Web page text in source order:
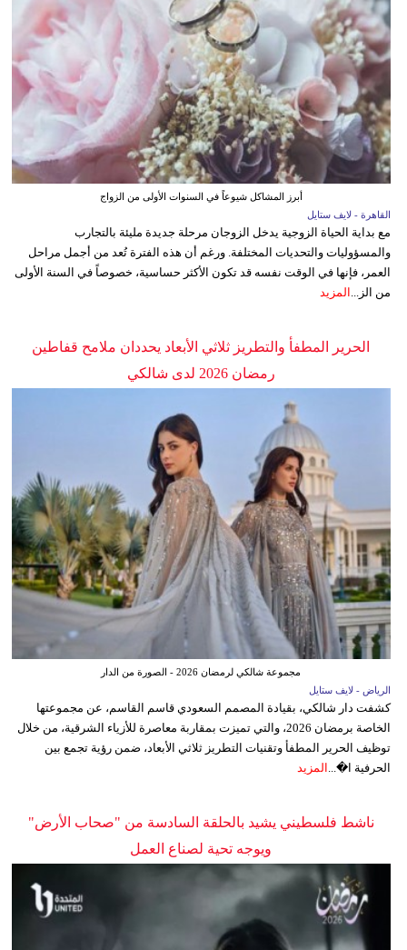
أبرز المشاكل شيوعاً في السنوات الأولى من الزواج
القاهرة - لايف ستايل
مع بداية الحياة الزوجية يدخل الزوجان مرحلة جديدة مليئة بالتجارب
والمسؤوليات والتحديات المختلفة. ورغم أن هذه الفترة تُعد من أجمل مراحل
العمر، فإنها في الوقت نفسه قد تكون الأكثر حساسية، خصوصاً في السنة الأولى
من الز...
المزيد
الحرير المطفأ والتطريز ثلاثي الأبعاد يحددان ملامح قفاطين
رمضان 2026 لدى شالكي
مجموعة شالكي لرمضان 2026 - الصورة من الدار
الرياض - لايف ستايل
كشفت دار شالكي، بقيادة المصمم السعودي قاسم القاسم، عن مجموعتها
الخاصة برمضان 2026، والتي تميزت بمقاربة معاصرة للأزياء الشرقية، من خلال
توظيف الحرير المطفأ وتقنيات التطريز ثلاثي الأبعاد، ضمن رؤية تجمع بين
الحرفية ا�... المزيد
ناشط فلسطيني يشيد بالحلقة السادسة من "صحاب الأرض"
ويوجه تحية لصناع العمل